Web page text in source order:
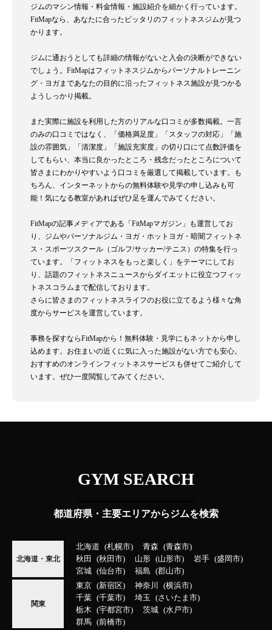
ジムのマシン情報・料金情報・施設紹介を細かく行っています。
FitMapなら、あなたに合ったピッタリのフィットネスジムが見つ
かります。
ジムに通おうとしても詳細の情報がないと入会の決断ができない
でしょう。FitMapはフィットネスジムからパーソナルトレーニン
グ・ヨガまであなたの目的に沿ったフィットネス施設が見つかる
ようしっかり掲載。
また実際に施設を利用した方のリアルな口コミが多数掲載。一言
のみの口コミではなく、「価格満足度」「スタッフの対応」「施
設の雰囲気」「清潔度」「施設充実度」の切り口にて点数評価を
してもらい、本当に良かったところ・残念だったところについて
皆さまにわかりやすいよう口コミを厳選して掲載しています。も
ちろん、インターネットからの無料体験や見学の申し込みも可
能！気になる教室があればぜひ足を運んでみてください。
FitMapの記事メディアである「FitMapマガジン」も運営してお
り、ジムやパーソナルジム・ヨガ・ホットヨガ・暗闇フィットネ
ス・スポーツスクール（ゴルフ/サッカー/テニス）の特集を行っ
ています。「フィットネスをもっと楽しく」をテーマにしてお
り、話題のフィットネスニュースからダイエットに役立つフィッ
トネスコラムまで配信しております。
さらに皆さまのフィットネスライフのお役に立てるよう様々な角
度からサービスを運営しています。
事務を探すならFitMapから！無料体験・見学にもネットから申し
込めます。お住まいの近くに気に入った施設がない方でも安心。
おすすめのオンラインフィットネスサービスも併せてご紹介して
います。ぜひ一度閲覧してみてください。
GYM SEARCH
都道府県・主要エリアからジムを検索
北海道・東北
北海道 札幌市 青森
青森市
秋田
秋田市 山形 山形市 岩手
盛岡市
宮城
仙台市 福島 郡山市
関東
東京 新宿区 神奈川
横浜市
千葉
千葉市 埼玉
さいたま市
栃木
宇都宮市 茨城
水戸市
群馬
前橋市